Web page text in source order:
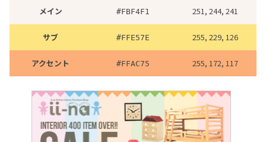
メイン #FBF4F1 251, 244, 241
サブ #FFE57E 255, 229, 126
アクセント #FFAC75 255, 172, 117